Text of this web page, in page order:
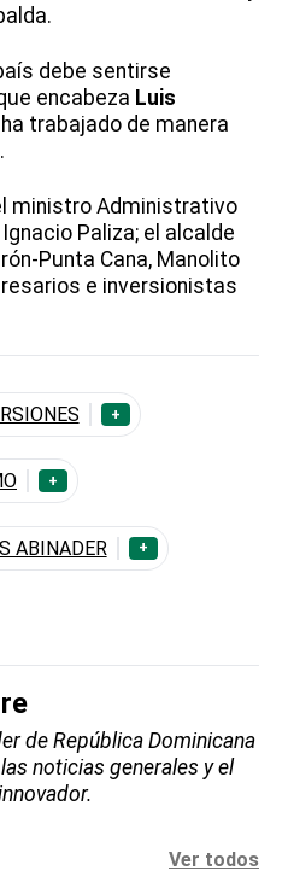
debe sentirse
encabeza Luis
trabajado de manera
ministro Administrativo
Paliza; el alcalde
Punta Cana, Manolito
e inversionistas
+
+
ABINADER +
de República Dominicana
noticias generales y el
Ver todos